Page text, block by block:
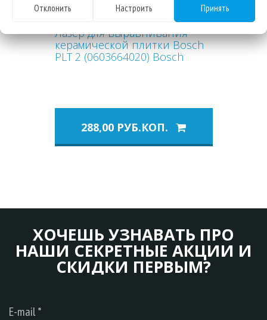
Лазер для выравнивания
керамической плитки Bosch
PLT 2 (0603664020) Bosch
288,00 РУБ.КОП.
ХОЧЕШЬ УЗНАВАТЬ ПРО
НАШИ СЕКРЕТНЫЕ АКЦИИ И
СКИДКИ ПЕРВЫМ?
Отклонить Настроить Принять